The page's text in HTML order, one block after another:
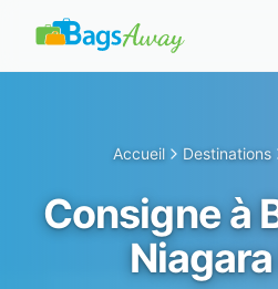
Accueil Destinations
Consigne à